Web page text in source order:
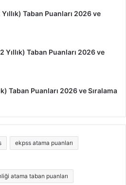
Taban Puanları 2026 ve
Taban Puanları 2026 ve
Taban Puanları 2026 ve Sıralama
ekpss atama puanları
atama taban puanları